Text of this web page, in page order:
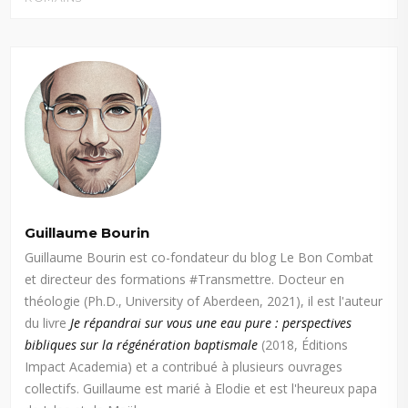
Guillaume Bourin
Guillaume Bourin est co-fondateur du blog Le Bon Combat
et directeur des formations #Transmettre. Docteur en
théologie (Ph.D., University of Aberdeen, 2021), il est l'auteur
du livre Je répandrai sur vous une eau pure : perspectives
bibliques sur la régénération baptismale (2018, Éditions
Impact Academia) et a contribué à plusieurs ouvrages
collectifs. Guillaume est marié à Elodie et est l'heureux papa